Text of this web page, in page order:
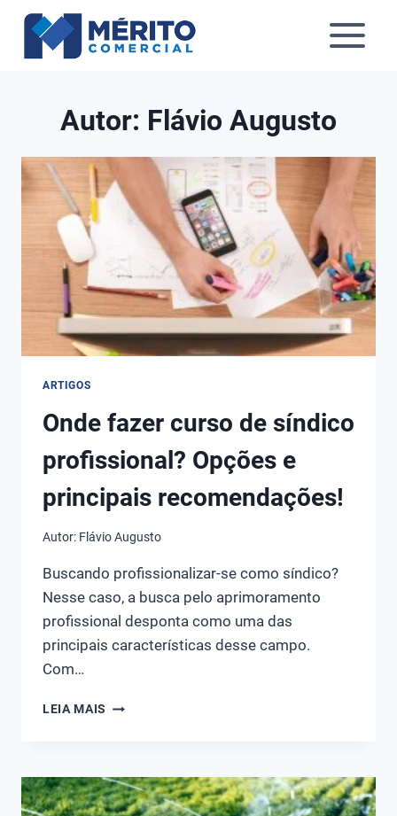
Pular
Autor: Flávio Augusto
ARTIGOS
Onde fazer curso de síndico
profissional? Opções e
principais recomendações!
Autor: Flávio Augusto
Buscando profissionalizar-se como síndico?
Nesse caso, a busca pelo aprimoramento
profissional desponta como uma das
principais características desse campo.
Com…
LEIA MAIS ONDE
SÍNDICO
PROFISSIONAL?